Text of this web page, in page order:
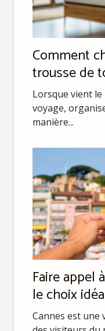
Comment
trousse de
Lorsque vient
voyage,
manière...
Faire appel
le choix
luxe à
Cannes est une